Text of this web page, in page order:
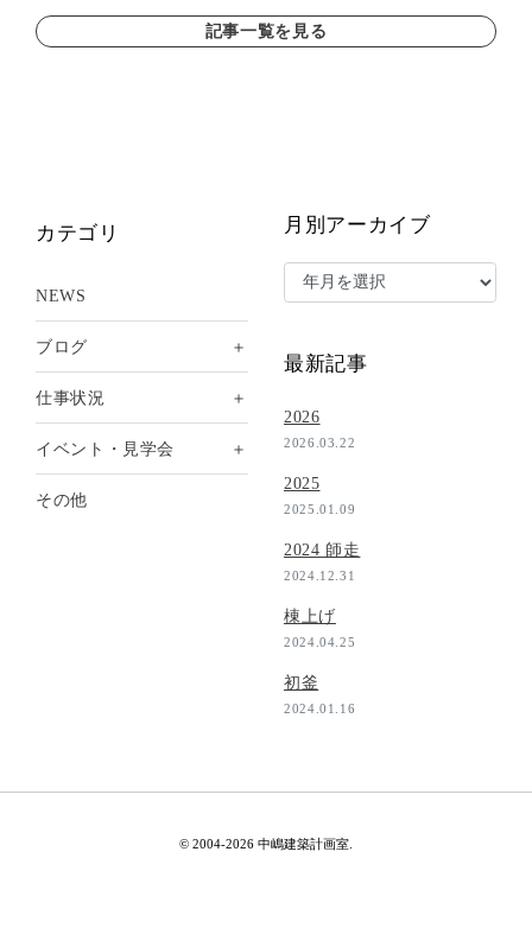
記事一覧を見る
カテゴリ
NEWS
ブログ ＋
仕事状況 ＋
イベント・見学会 ＋
その他
月別アーカイブ
最新記事
2026
2026.03.22
2025
2025.01.09
2024 師走
2024.12.31
棟上げ
2024.04.25
初釜
2024.01.16
© 2004-2026 中嶋建築計画室.